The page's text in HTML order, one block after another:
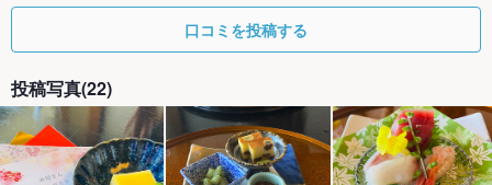
口コミを投稿する
投稿写真(22)